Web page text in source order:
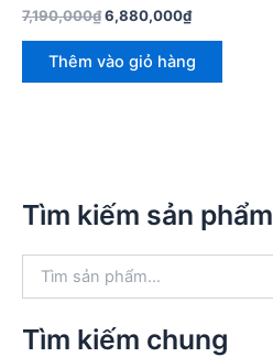
7,190,000₫Giá
là:
7,190,000₫.
6,880,000₫Giá
là:
Thêm vào giỏ hàng
Tìm kiếm sản phẩm
k
Tìm kiếm chung